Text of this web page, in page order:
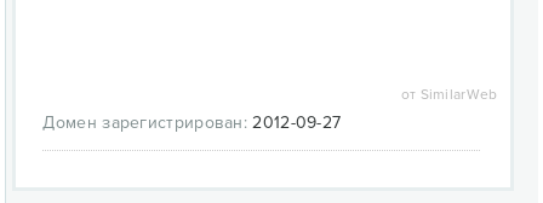
от SimilarWeb
Домен зарегистрирован: 2012-09-27